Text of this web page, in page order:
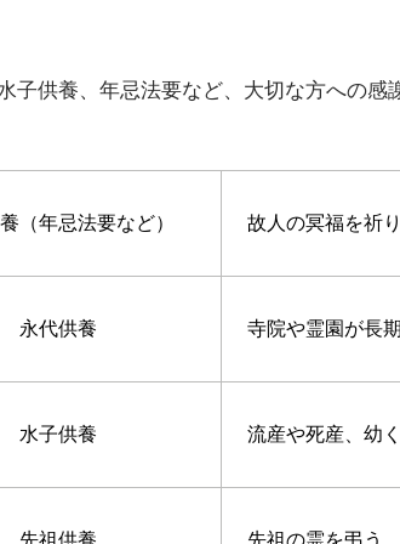
子供養、年忌法要など、大切な方への感
（年忌法要など） 故人の冥福を祈
永代供養 寺院や霊園が長
水子供養 流産や死産、幼
先祖供養 先祖の霊を弔う